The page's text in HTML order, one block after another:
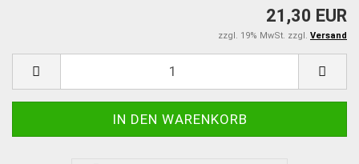
21,30 EUR
zzgl. 19% MwSt. zzgl. Versand